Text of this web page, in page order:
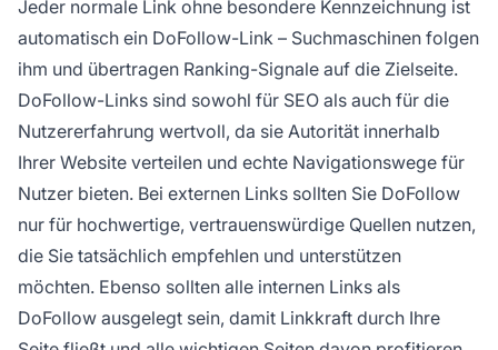
Jeder normale Link ohne besondere Kennzeichnung ist
automatisch ein DoFollow-Link – Suchmaschinen folgen
ihm und übertragen Ranking-Signale auf die Zielseite.
DoFollow-Links sind sowohl für SEO als auch für die
Nutzererfahrung wertvoll, da sie Autorität innerhalb
Ihrer Website verteilen und echte Navigationswege für
Nutzer bieten. Bei externen Links sollten Sie DoFollow
nur für hochwertige, vertrauenswürdige Quellen nutzen,
die Sie tatsächlich empfehlen und unterstützen
möchten. Ebenso sollten alle internen Links als
DoFollow ausgelegt sein, damit Linkkraft durch Ihre